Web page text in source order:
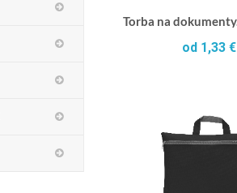
Torba na
od 1,33 €